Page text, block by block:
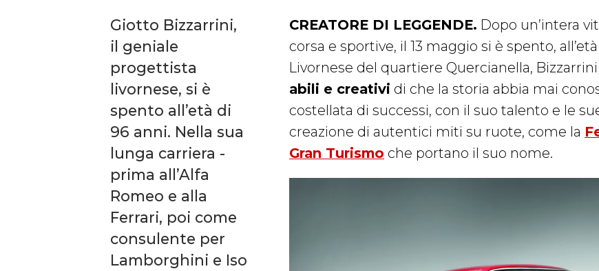
Giotto Bizzarrini,
il geniale
progettista
livornese, si è
spento all’età di
96 anni. Nella sua
lunga carriera -
prima all’Alfa
Romeo e alla
Ferrari, poi come
consulente per
Lamborghini e Iso
CREATORE DI LEGGENDE. Dopo un’intera
corsa e sportive, il 13 maggio si è spento,
Livornese del quartiere Quercianella,
abili e creativi di che la storia abbia mai
costellata di successi, con il suo talento e le
creazione di autentici miti su ruote, come la
Gran Turismo che portano il suo nome.